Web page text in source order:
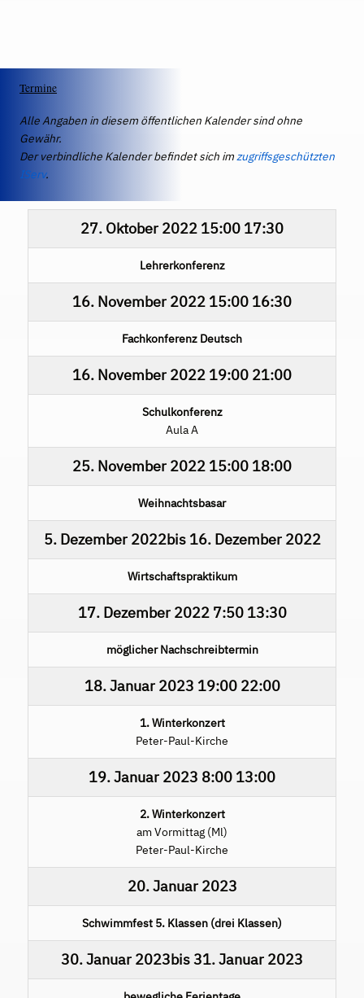
Termine
Alle Angaben in diesem öffentlichen Kalender sind ohne
Gewähr.
Der verbindliche Kalender befindet sich imzugriffsgeschützten
IServ.
27. Oktober 2022 15:00 17:30
Lehrerkonferenz
16. November 2022 15:00 16:30
Fachkonferenz Deutsch
16. November 2022 19:00 21:00
Schulkonferenz
Aula A
25. November 2022 15:00 18:00
Weihnachtsbasar
5. Dezember 2022bis 16. Dezember 2022
Wirtschaftspraktikum
17. Dezember 20227:50 13:30
möglicher Nachschreibtermin
18. Januar 2023 19:00 22:00
1. Winterkonzert
Peter-Paul-Kirche
19. Januar 2023 8:00 13:00
2. Winterkonzert
am Vormittag (Ml)
Peter-Paul-Kirche
20. Januar 2023
Schwimmfest 5. Klassen (drei Klassen)
30. Januar 2023bis31. Januar 2023